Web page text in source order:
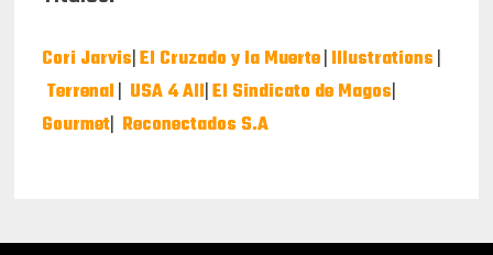
Cori Jarvis|El Cruzado y la Muerte|Illustrations|
Terrenal| USA 4 All|El Sindicato de Magos|
Gourmet| Reconectados S.A